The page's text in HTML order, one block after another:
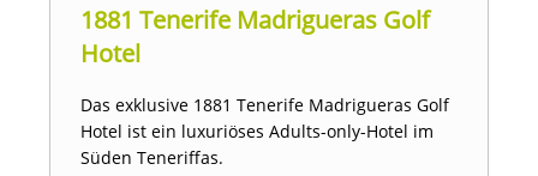
1881 Tenerife Madrigueras Golf
Hotel
Das exklusive 1881 Tenerife Madrigueras Golf
Hotel ist ein luxuriöses Adults-only-Hotel im
Süden Teneriffas.